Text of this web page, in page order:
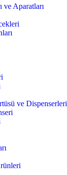
ve Aparatları
ve Dispenserleri